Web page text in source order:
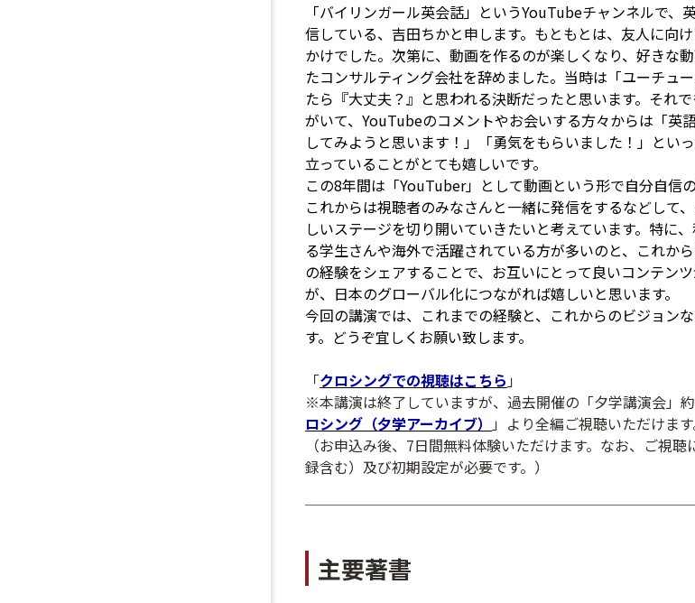
「バイリンガール英会話」というYouTubeチャンネルで、
信している、吉田ちかと申します。もともとは、友人に向
かけでした。次第に、動画を作るのが楽しくなり、好きな
たコンサルティング会社を辞めました。当時は「ユーチュ
たら『大丈夫？』と思われる決断だったと思います。それ
がいて、YouTubeのコメントやお会いする方々からは「英
してみようと思います！」「勇気をもらいました！」とい
立っていることがとても嬉しいです。
この8年間は「YouTuber」として動画という形で自分自信
これからは視聴者のみなさんと一緒に発信をするなどして
しいステージを切り開いていきたいと考えています。特に
る学生さんや海外で活躍されている方が多いのと、これか
の経験をシェアすることで、お互いにとって良いコンテン
が、日本のグローバル化につながれば嬉しいと思います。
今回の講演では、これまでの経験と、これからのビジョン
す。どうぞ宜しくお願い致します。
「クロシングでの視聴はこちら」
※本講演は終了していますが、過去開催の「夕学講演会」
ロシング（夕学アーカイブ） 」より全編ご視聴いただけます
（お申込み後、7日間無料体験いただけます。なお、ご視
録含む）及び初期設定が必要です。）
主要著書